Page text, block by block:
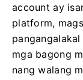
account ay
platform,
mga bagong
nang walang